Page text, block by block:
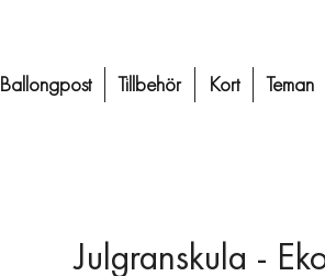
Ballongpost Tillbehör Kort Teman
Julgranskula -